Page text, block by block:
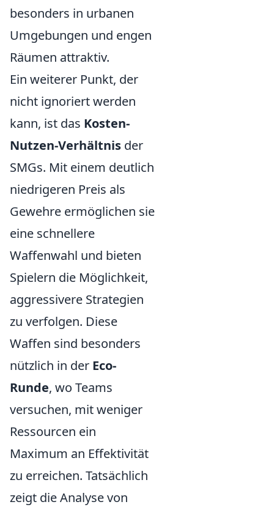
besonders in urbanen
Umgebungen und engen
Räumen attraktiv.
Ein weiterer Punkt, der
nicht ignoriert werden
kann, ist das Kosten-
Nutzen-Verhältnis der
SMGs. Mit einem deutlich
niedrigeren Preis als
Gewehre ermöglichen sie
eine schnellere
Waffenwahl und bieten
Spielern die Möglichkeit,
aggressivere Strategien
zu verfolgen. Diese
Waffen sind besonders
nützlich in der Eco-
Runde, wo Teams
versuchen, mit weniger
Ressourcen ein
Maximum an Effektivität
zu erreichen. Tatsächlich
zeigt die Analyse von